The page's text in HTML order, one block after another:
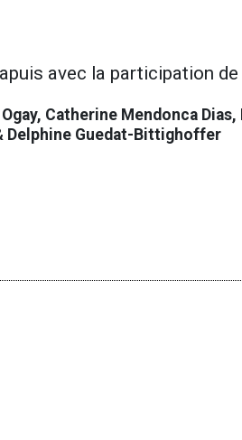
avec la participation de
Catherine Mendonca Dias,
Delphine Guedat-Bittighoffer